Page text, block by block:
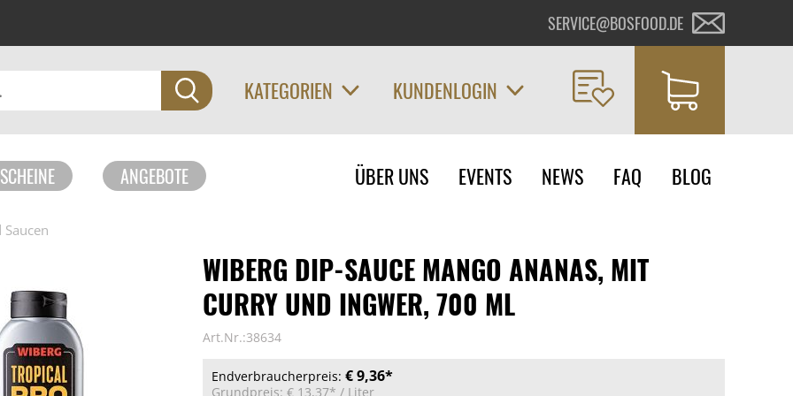
SERVICE@BOSFOOD.DE
KATEGORIEN KUNDENLOGIN
ANGEBOTE
Navigation
überspringen
ÜBER UNS EVENTS NEWS FAQ BLOG
WIBERG DIP-SAUCE MANGO ANANAS, MIT
CURRY UND INGWER, 700 ML
Art.Nr.:38634
Endverbraucherpreis: € 9,36*
Grundpreis: € 13,37* / Liter